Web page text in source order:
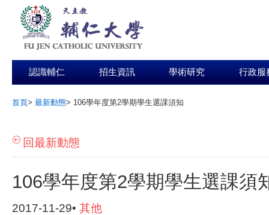
認識輔仁 招生資訊 學術研究 行政服
首頁> 最新動態> 106學年度第2學期學生選課須知
回最新動態
106學年度第2學期學生選課須
2017-11-29• 其他